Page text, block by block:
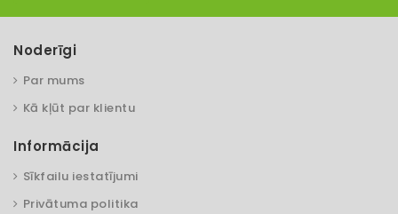
Noderīgi
Par mums
Kā kļūt par klientu
Informācija
Sīkfailu iestatījumi
Privātuma politika